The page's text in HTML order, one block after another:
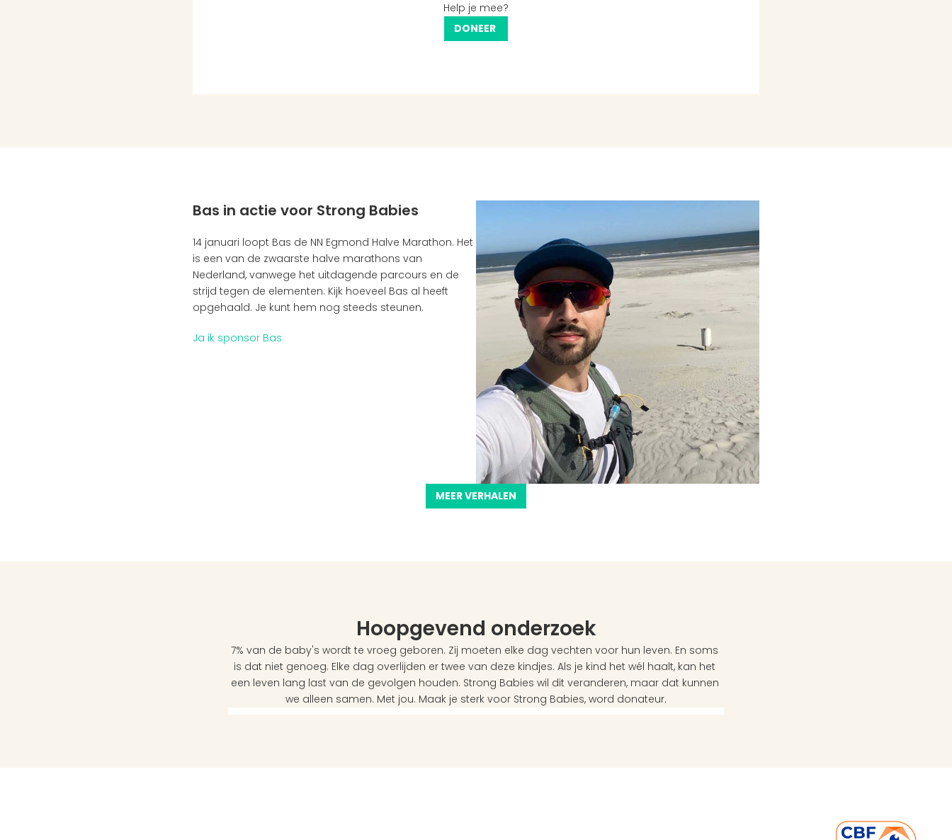
Help je mee?
DONEER
Bas in actie voor Strong Babies
14 januari loopt Bas de NN Egmond Halve Marathon. Het
is een van de zwaarste halve marathons van
Nederland, vanwege het uitdagende parcours en de
strijd tegen de elementen. Kijk hoeveel Bas al heeft
opgehaald. Je kunt hem nog steeds steunen.
Ja ik sponsor Bas
MEER VERHALEN
Hoopgevend onderzoek
7% van de baby's wordt te vroeg geboren. Zij moeten elke dag vechten voor hun leven. En soms
is dat niet genoeg. Elke dag overlijden er twee van deze kindjes. Als je kind het wél haalt, kan het
een leven lang last van de gevolgen houden. Strong Babies wil dit veranderen, maar dat kunnen
we alleen samen. Met jou. Maak je sterk voor Strong Babies, word donateur.